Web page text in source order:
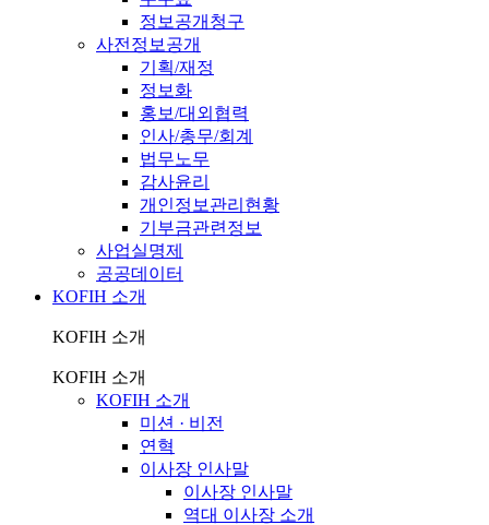
정보공개청구
사전정보공개
기획/재정
정보화
홍보/대외협력
인사/총무/회계
법무노무
감사윤리
개인정보관리현황
기부금관련정보
사업실명제
공공데이터
KOFIH 소개
KOFIH 소개
KOFIH 소개
KOFIH 소개
미션 · 비전
연혁
이사장 인사말
이사장 인사말
역대 이사장 소개